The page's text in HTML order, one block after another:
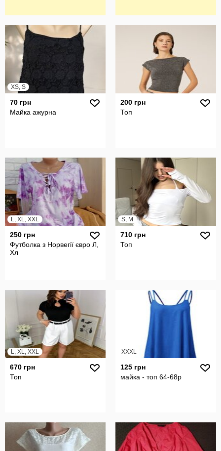
XS, S
70 грн
Майка ажурна
200 грн
Топ
L, XL, XXL
250 грн
Футболка з Норвегії євро Л,
Хл
S, M
710 грн
Топ
L, XL, XXL
670 грн
Топ
XXXL
125 грн
майка - топ 64-68р